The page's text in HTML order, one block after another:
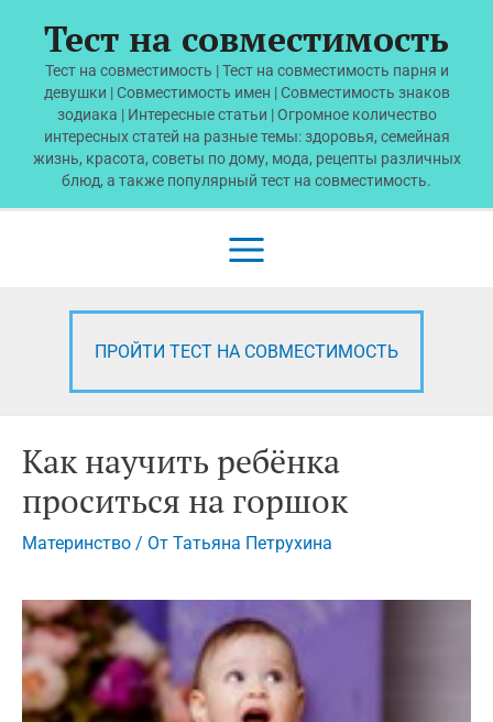
содержимому
Тест на совместимость
Тест на совместимость | Тест на совместимость парня и
девушки | Совместимость имен | Совместимость знаков
зодиака | Интересные статьи | Огромное количество
интересных статей на разные темы: здоровья, семейная
жизнь, красота, советы по дому, мода, рецепты различных
блюд, а также популярный тест на совместимость.
Main
Menu
ПРОЙТИ ТЕСТ НА СОВМЕСТИМОСТЬ
Как научить ребёнка
проситься на горшок
Материнство / От Татьяна Петрухина